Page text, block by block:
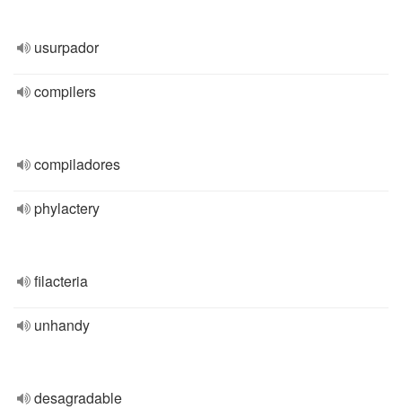
usurpador
compilers
compiladores
phylactery
filacteria
unhandy
desagradable